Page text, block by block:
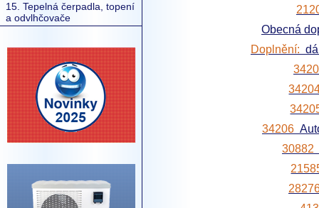
15. Tepelná čerpadla, topení
a odvlhčovače
Obecná
Doplnění:
34206
30882